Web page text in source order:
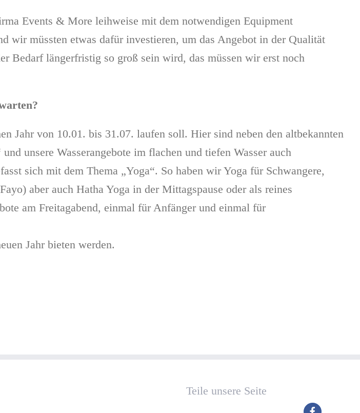
Events & More leihweise mit dem notwendigen Equipment
wir müssten etwas dafür investieren, um das Angebot in der Qualität
Bedarf längerfristig so groß sein wird, das müssen wir erst noch
Jahr von 10.01. bis 31.07. laufen soll. Hier sind neben den altbekannten
unsere Wasserangebote im flachen und tiefen Wasser auch
sich mit dem Thema „Yoga“. So haben wir Yoga für Schwangere,
aber auch Hatha Yoga in der Mittagspause oder als reines
am Freitagabend, einmal für Anfänger und einmal für
Jahr bieten werden.
Teile unsere Seite